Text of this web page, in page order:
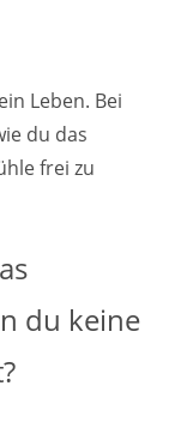
Leben. Bei
du das
frei zu
du keine